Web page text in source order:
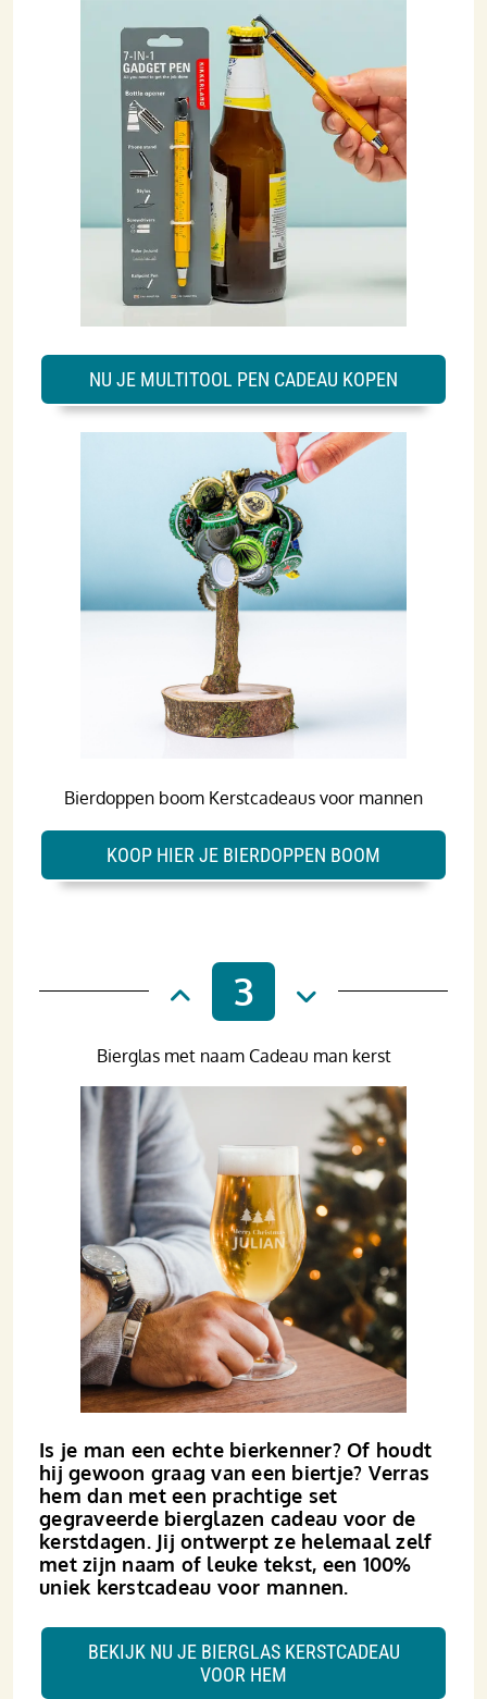
NU JE MULTITOOL PEN CADEAU KOPEN
Bierdoppen boom Kerstcadeaus voor mannen
KOOP HIER JE BIERDOPPEN BOOM
3
Is je man een echte bier­kenner? Of houdt
hij gewoon graag van een biertje? Verras
hem dan met een prachtige set
gegraveerde bier­glazen cadeau voor de
kerstdagen. Jij ontwerpt ze helemaal zelf
met zijn naam of leuke tekst, een 100%
uniek kerstcadeau voor mannen.
Bierglas met naam Cadeau man kerst
BEKIJK NU JE BIERGLAS KERSTCADEAU
VOOR HEM